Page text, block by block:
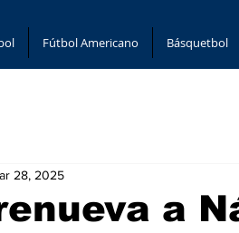
Fútbol Americano Básquetbol
a
28, 2025